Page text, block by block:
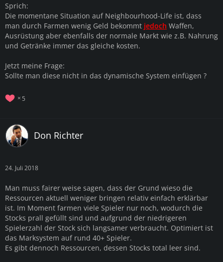
Sprich:
Die momentane Situation auf Neighbourhood-Life ist, dass
man durch Farmen wenig Geld bekommt jedoch Waffen,
Ausrüstung aber ebenfalls der normale Markt wie z.B. Nahrung
und Getränke immer das gleiche kosten.
Jetzt meine Frage:
Sollte man diese nicht in das dynamische System einfügen ?
5
Don Richter
24. Juli 2018
Man muss fairer weise sagen, dass der Grund wieso die
Ressourcen aktuell weniger bringen relativ einfach erklärbar
ist. Im Moment farmen viele Spieler nur noch, wodurch die
Stocks prall gefüllt sind und aufgrund der niedrigeren
Spielerzahl der Stock sich langsamer verbraucht. Optimiert ist
das Marksystem auf rund 40+ Spieler.
Es gibt dennoch Ressourcen, dessen Stocks total leer sind.